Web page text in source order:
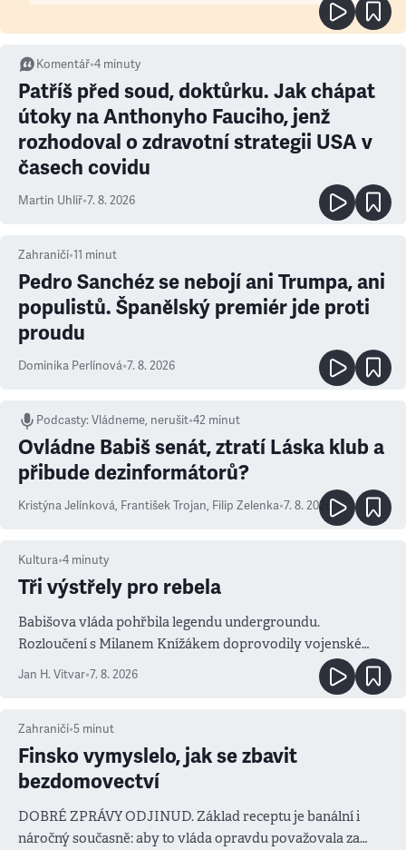
Komentář•4 minuty
Patříš před soud, doktůrku. Jak chápat
útoky na Anthonyho Fauciho, jenž
rozhodoval o zdravotní strategii USA v
časech covidu
Martin Uhlíř•7. 8. 2026
Zahraničí•11 minut
Pedro Sanchéz se nebojí ani Trumpa, ani
populistů. Španělský premiér jde proti
proudu
Dominika Perlínová•7. 8. 2026
Podcasty:Vládneme, nerušit•42 minut
Ovládne Babiš senát, ztratí Láska klub a
přibude dezinformátorů?
Kristýna Jelínková, František Trojan, Filip Zelenka•7. 8. 2026
Kultura•4 minuty
Tři výstřely pro rebela
Babišova vláda pohřbila legendu undergroundu.
Rozloučení s Milanem Knížákem doprovodily vojenské
salvy i kritika pokrokářů
Jan H. Vitvar•7. 8. 2026
Zahraničí•5 minut
Finsko vymyslelo, jak se zbavit
bezdomovectví
DOBRÉ ZPRÁVY ODJINUD. Základ receptu je banální i
náročný současně: aby to vláda opravdu považovala za